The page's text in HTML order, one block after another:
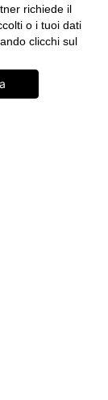
richiede il
o i tuoi dati
clicchi sul
Ireland
Ltd,
GmbH, TikTok